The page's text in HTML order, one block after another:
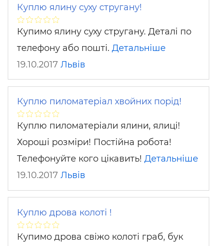
Куплю ялину суху стругану!
Купимо ялину суху стругану. Деталі по
телефону або пошті. Детальніше
19.10.2017 Львів
Куплю пиломатеріал хвойних порід!
Куплю пиломатеріали ялини, ялиці!
Хороші розміри! Постійна робота!
Телефонуйте кого цікавить! Детальніше
19.10.2017 Львів
Куплю дрова колоті !
Купимо дрова свіжо колоті граб, бук